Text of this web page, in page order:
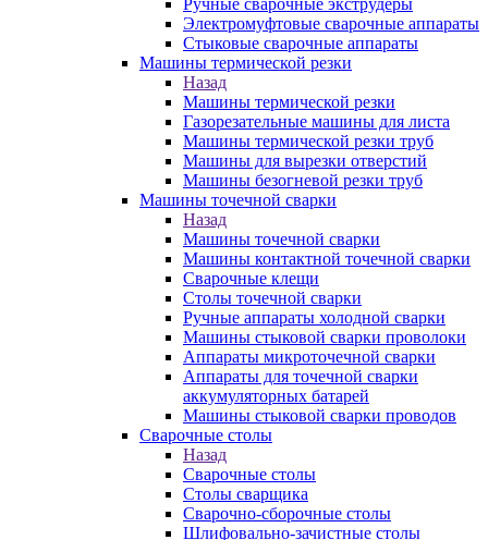
Ручные сварочные экструдеры
Электромуфтовые сварочные аппараты
Стыковые сварочные аппараты
Машины термической резки
Назад
Машины термической резки
Газорезательные машины для листа
Машины термической резки труб
Машины для вырезки отверстий
Машины безогневой резки труб
Машины точечной сварки
Назад
Машины точечной сварки
Машины контактной точечной сварки
Сварочные клещи
Столы точечной сварки
Ручные аппараты холодной сварки
Машины стыковой сварки проволоки
Аппараты микроточечной сварки
Аппараты для точечной сварки
аккумуляторных батарей
Машины стыковой сварки проводов
Сварочные столы
Назад
Сварочные столы
Столы сварщика
Сварочно-сборочные столы
Шлифовально-зачистные столы